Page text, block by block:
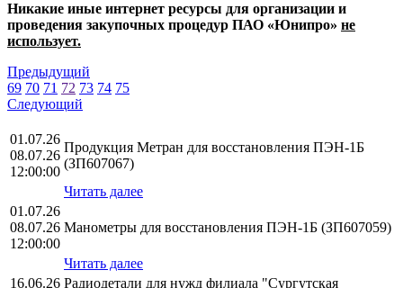
Никакие иные интернет ресурсы для организации и
проведения закупочных процедур ПАО «Юнипро» не
использует.
Предыдущий
69 70 71 72 73 74 75
Следующий
01.07.26
08.07.26
12:00:00
Продукция Метран для восстановления ПЭН-1Б
(ЗП607067)
Читать далее
01.07.26
08.07.26
12:00:00
Манометры для восстановления ПЭН-1Б (ЗП607059)
Читать далее
16.06.26 Радиодетали для нужд филиала "Сургутская